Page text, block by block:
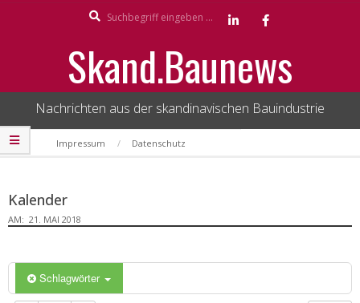
Skand.Baunews
Nachrichten aus der skandinavischen Bauindustrie
Secondary
Navigation
Impressum Datenschutz
Kalender
AM: 21. MAI 2018
Schlagwörter